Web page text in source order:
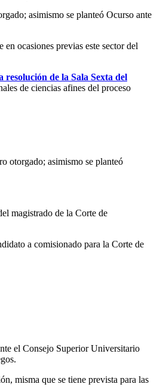
asimismo se planteó Ocurso ante
ocasiones previas este sector del
de la Sala Sexta del
de ciencias afines del proceso
otorgado; asimismo se planteó
magistrado de la Corte de
a comisionado para la Corte de
el Consejo Superior Universitario
misma que se tiene prevista para las